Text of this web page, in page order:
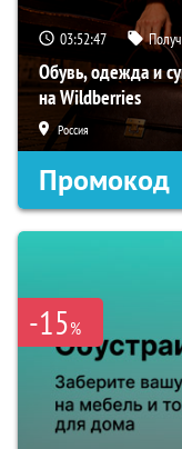
03:52:46
Обувь, одежда и
на Wildberries
Россия
Промокод
-15%